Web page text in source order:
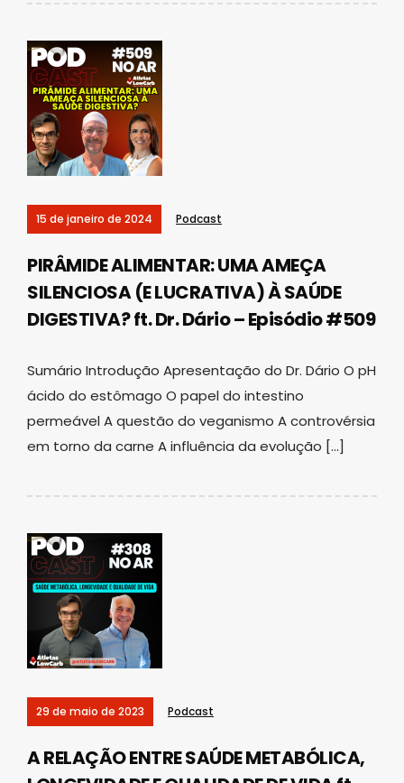
15 de janeiro de 2024 Podcast
PIRÂMIDE ALIMENTAR: UMA AMEÇA
SILENCIOSA (E LUCRATIVA) À SAÚDE
DIGESTIVA? ft. Dr. Dário – Episódio #509
Sumário Introdução Apresentação do Dr. Dário O pH
ácido do estômago O papel do intestino
permeável A questão do veganismo A controvérsia
em torno da carne A influência da evolução […]
29 de maio de 2023 Podcast
A RELAÇÃO ENTRE SAÚDE METABÓLICA,